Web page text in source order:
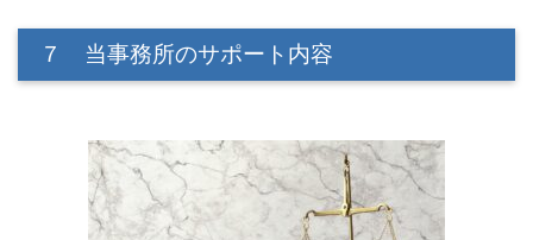
７ 当事務所のサポート内容